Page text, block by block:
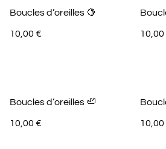
Boucles d’oreilles 🍋
10,00 € 10,00
Boucles d’oreilles 🦥
10,00 € 10,00